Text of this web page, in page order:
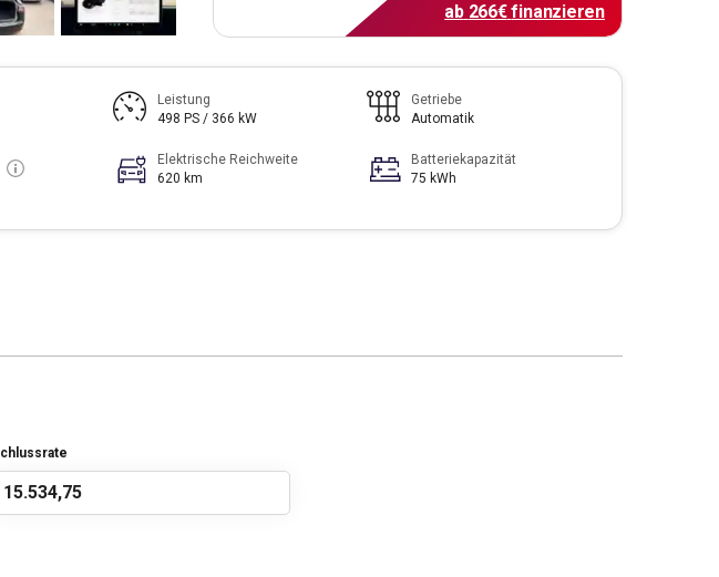
ab 266€finanzieren
Leistung
498 PS / 366 kW
Getriebe
Automatik
Elektrische Reichweite
620 km
Batteriekapazität
75 kWh